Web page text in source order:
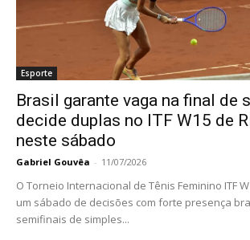
Esporte
Brasil garante vaga na final de
decide duplas no ITF W15 de
neste sábado
Gabriel Gouvêa - 11/07/2026
O Torneio Internacional de Tênis Feminino ITF
um sábado de decisões com forte presença
semifinais de simples...